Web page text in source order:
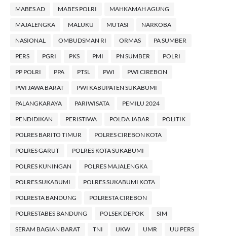
MABES AD MABES POLRI MAHKAMAH AGUNG
MAJALENGKA MALUKU MUTASI NARKOBA
NASIONAL OMBUDSMAN RI ORMAS PA SUMBER
PERS PGRI PKS PMI PN SUMBER POLRI
PP POLRI PPA PTSL PWI PWI CIREBON
PWI JAWA BARAT PWI KABUPATEN SUKABUMI
PALANGKARAYA PARIWISATA PEMILU 2024
PENDIDIKAN PERISTIWA POLDA JABAR POLITIK
POLRES BARITO TIMUR POLRES CIREBON KOTA
POLRES GARUT POLRES KOTA SUKABUMI
POLRES KUNINGAN POLRES MAJALENGKA
POLRES SUKABUMI POLRES SUKABUMI KOTA
POLRESTA BANDUNG POLRESTA CIREBON
POLRESTABES BANDUNG POLSEK DEPOK SIM
SERAM BAGIAN BARAT TNI UKW UMR UU PERS